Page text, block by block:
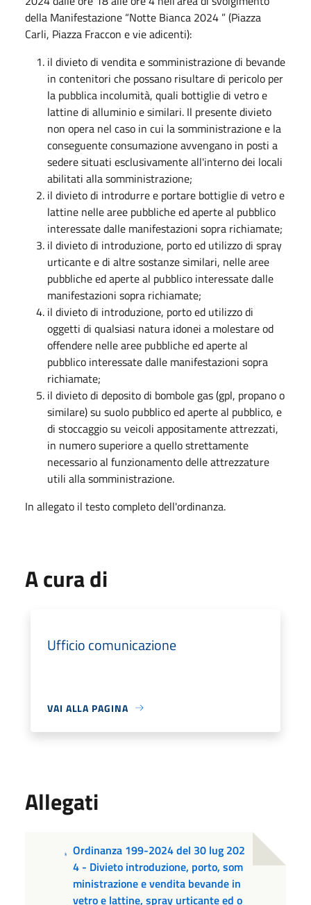
della Manifestazione “Notte Bianca 2024 ” (Piazza
Carli, Piazza Fraccon e vie adicenti):
il divieto di vendita e somministrazione di bevande
in contenitori che possano risultare di pericolo per
la pubblica incolumità, quali bottiglie di vetro e
lattine di alluminio e similari. Il presente divieto
non opera nel caso in cui la somministrazione e la
conseguente consumazione avvengano in posti a
sedere situati esclusivamente all'interno dei locali
abilitati alla somministrazione;
il divieto di introdurre e portare bottiglie di vetro e
lattine nelle aree pubbliche ed aperte al pubblico
interessate dalle manifestazioni sopra richiamate;
il divieto di introduzione, porto ed utilizzo di spray
urticante e di altre sostanze similari, nelle aree
pubbliche ed aperte al pubblico interessate dalle
manifestazioni sopra richiamate;
il divieto di introduzione, porto ed utilizzo di
oggetti di qualsiasi natura idonei a molestare od
offendere nelle aree pubbliche ed aperte al
pubblico interessate dalle manifestazioni sopra
richiamate;
il divieto di deposito di bombole gas (gpl, propano o
similare) su suolo pubblico ed aperte al pubblico, e
di stoccaggio su veicoli appositamente attrezzati,
in numero superiore a quello strettamente
necessario al funzionamento delle attrezzature
utili alla somministrazione.
In allegato il testo completo dell'ordinanza.
A cura di
Ufficio comunicazione
VAI ALLA PAGINA
Allegati
Ordinanza 199-2024 del 30 lug 202
4 - Divieto introduzione, porto, som
ministrazione e vendita bevande in
vetro e lattine, spray urticante ed o